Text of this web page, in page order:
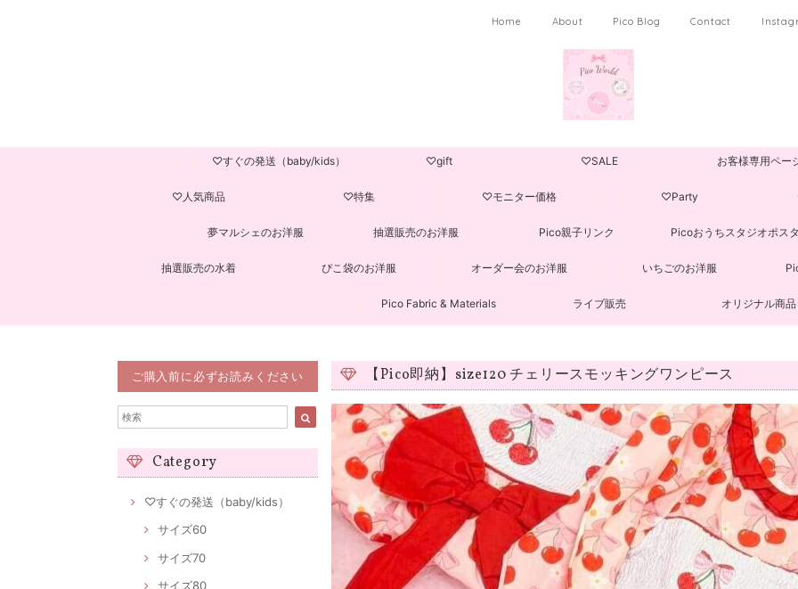
Home About Pico Blog Contact
♡すぐの発送（baby/kids） ♡gift ♡SALE お客様専用ペー
♡人気商品 ♡特集 ♡モニター価格 ♡Party
夢マルシェのお洋服 抽選販売のお洋服 Pico親子リンク Picoおうちスタジオポス
抽選販売の水着 ぴこ袋のお洋服 オーダー会のお洋服 いちごのお洋服
Pico Fabric & Materials ライブ販売 オリジナル商品
ご購入前に必ずお読みください
Category
♡すぐの発送（baby/kids）
サイズ60
サイズ70
サイズ80
【Pico即納】size120 チェリースモッキングワンピース